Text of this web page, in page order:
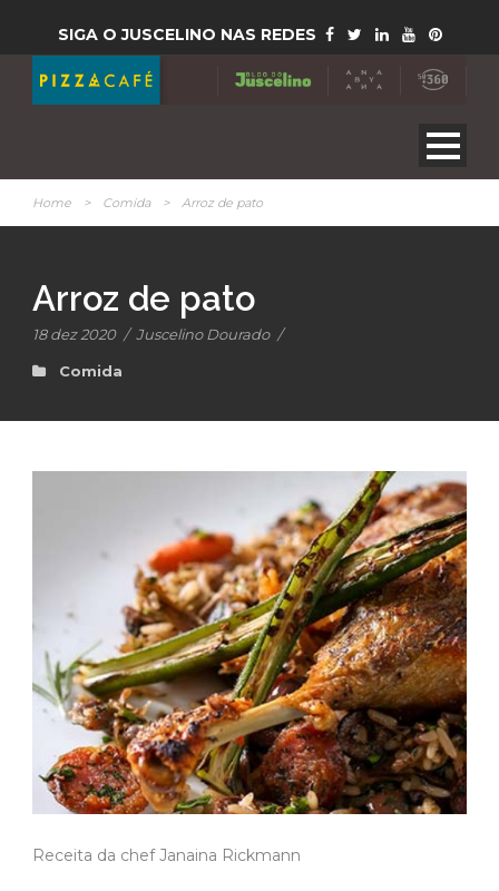
SIGA O JUSCELINO NAS REDES
Home > Comida > Arroz de pato
Arroz de pato
18 dez 2020 / Juscelino Dourado /
Comida
Receita da chef Janaina Rickmann